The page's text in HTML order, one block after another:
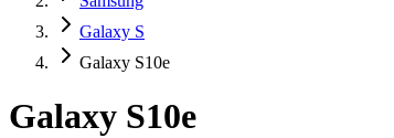
Galaxy S
Galaxy S10e
Galaxy S10e